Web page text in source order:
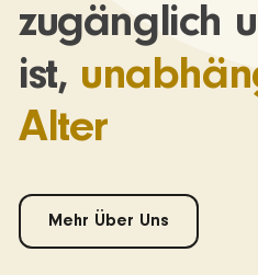
zugänglich
ist,
Alter
Mehr Über Uns